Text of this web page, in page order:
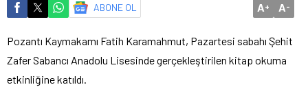
ABONE OL A+ A-
Pozantı Kaymakamı Fatih Karamahmut, Pazartesi sabahı Şehit
Zafer Sabancı Anadolu Lisesinde gerçekleştirilen kitap okuma
etkinliğine katıldı.